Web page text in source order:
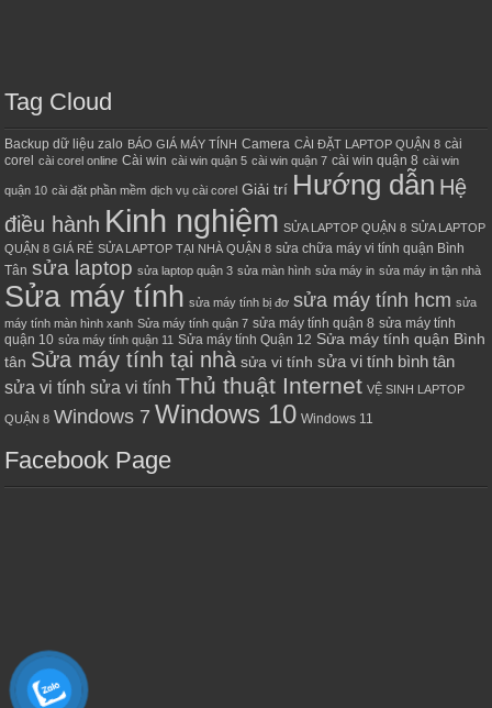
Tag Cloud
Backup dữ liệu zalo BÁO GIÁ MÁY TÍNH Camera CÀI ĐẶT LAPTOP QUẬN 8 cài
corel
cài corel online Cài win cài win quận 5 cài win quận 7 cài win quận 8 cài win
quận 10 cài đặt phần mềm dịch vụ cài corel Giải trí Hướng dẫn Hệ
điều hành Kinh nghiệm SỬA LAPTOP QUẬN 8 SỬA LAPTOP
QUẬN 8 GIÁ RẺ SỬA LAPTOP TẠI NHÀ QUẬN 8 sửa chữa máy vi tính quận Bình
Tân sửa laptop sửa laptop quận 3 sửa màn hình sửa máy in sửa máy in tận nhà
Sửa máy tính sửa máy tính bị đơ sửa máy tính hcm sửa
máy tính màn hình xanh Sửa máy tính quận 7 sửa máy tính quận 8 sửa máy tính
quận 10 sửa máy tính quận 11 Sửa máy tính Quận 12 Sửa máy tính quận Bình
tân Sửa máy tính tại nhà sửa vi tính sửa vi tính bình tân
sửa vi tính sửa vi tính Thủ thuật Internet VỆ SINH LAPTOP
QUẬN 8 Windows 7 Windows 10 Windows 11
Facebook Page